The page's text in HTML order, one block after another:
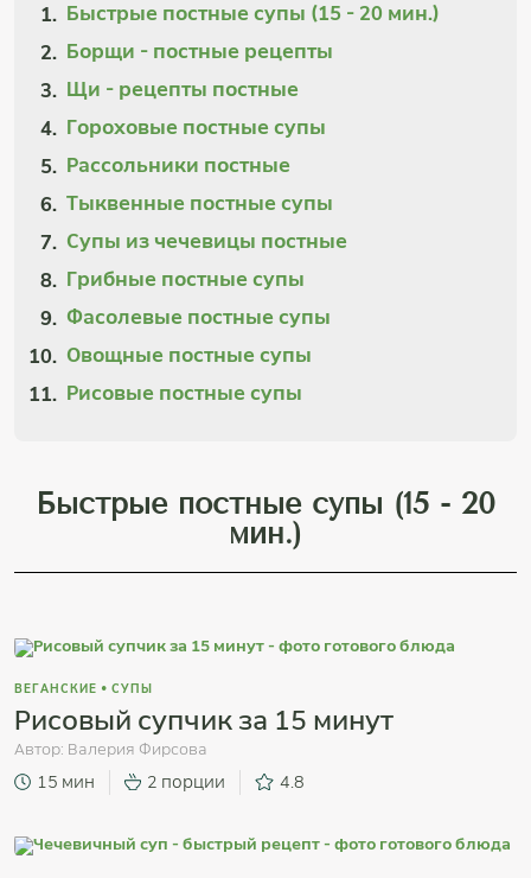
Быстрые постные супы (15 - 20 мин.)
Борщи - постные рецепты
Щи - рецепты постные
Гороховые постные супы
Рассольники постные
Тыквенные постные супы
Супы из чечевицы постные
Грибные постные супы
Фасолевые постные супы
Овощные постные супы
Рисовые постные супы
Быстрые постные супы (15 - 20
мин.)
ВЕГАНСКИЕ • СУПЫ
Рисовый супчик за 15 минут
Автор: Валерия Фирсова
15 мин 2 порции 4.8